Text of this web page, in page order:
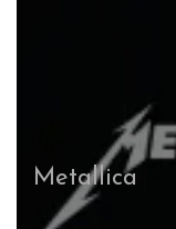
Metallica